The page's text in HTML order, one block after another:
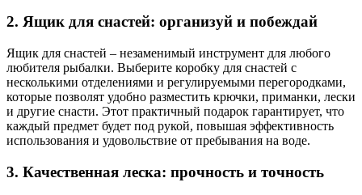
2. Ящик для снастей: организуй и побеждай
Ящик для снастей – незаменимый инструмент для любого
любителя рыбалки. Выберите коробку для снастей с
несколькими отделениями и регулируемыми перегородками,
которые позволят удобно разместить крючки, приманки, лески
и другие снасти. Этот практичный подарок гарантирует, что
каждый предмет будет под рукой, повышая эффективность
использования и удовольствие от пребывания на воде.
3. Качественная леска: прочность и точность